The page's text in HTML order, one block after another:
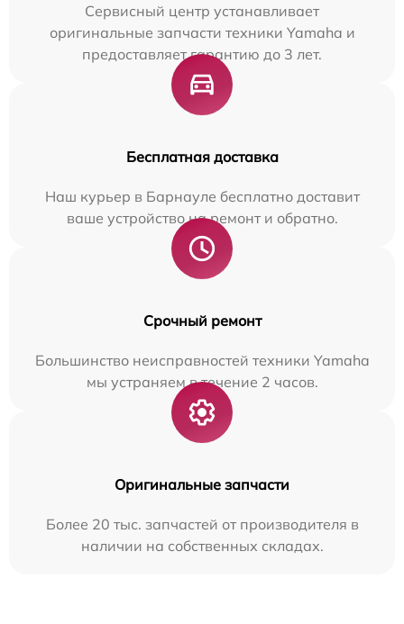
Сервисный центр устанавливает
оригинальные запчасти техники Yamaha и
предоставляет гарантию до 3 лет.
Бесплатная доставка
Наш курьер в Барнауле бесплатно доставит
ваше устройство на ремонт и обратно.
Срочный ремонт
Большинство неисправностей техники Yamaha
мы устраняем в течение 2 часов.
Оригинальные запчасти
Более 20 тыс. запчастей от производителя в
наличии на собственных складах.